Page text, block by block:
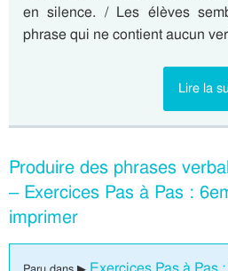
en silence. / Les élèves
phrase qui ne contient aucun
Lire la
Produire des phrases
– Exercices Pas à Pas :
imprimer